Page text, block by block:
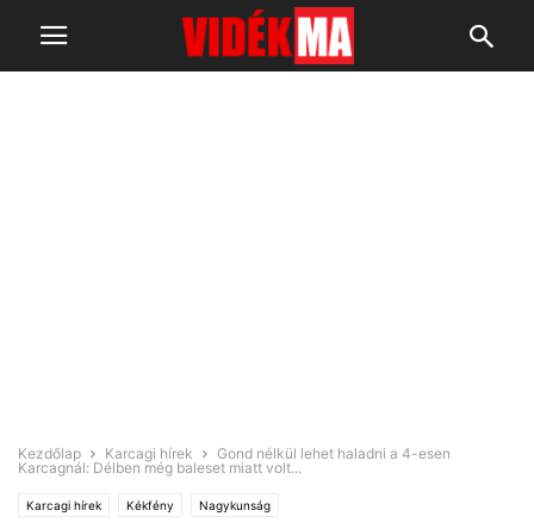
Kezdőlap Karcagi hírek
Gond nélkül lehet haladni a 4-esen
Karcagnál: Délben még baleset miatt volt...
Karcagi hírek Kékfény Nagykunság